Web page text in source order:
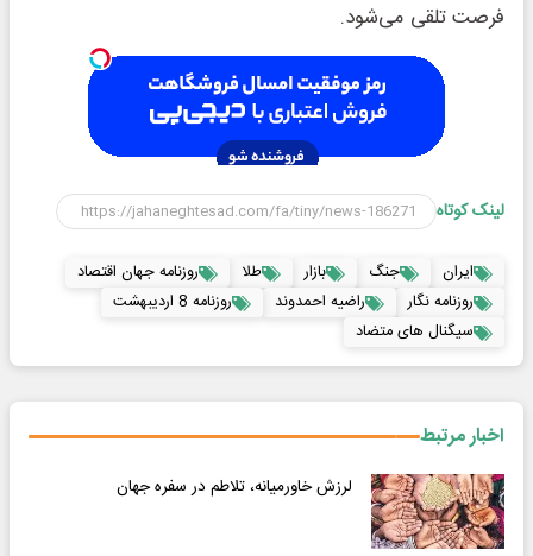
فرصت تلقی می‌شود.
لینک کوتاه
ایران جنگ بازار طلا
روزنامه جهان اقتصاد
روزنامه نگار
راضیه احمدوند
روزنامه 8 اردیبهشت
سیگنال های متضاد
اخبار مرتبط
لرزش خاورمیانه، تلاطم در سفره جهان